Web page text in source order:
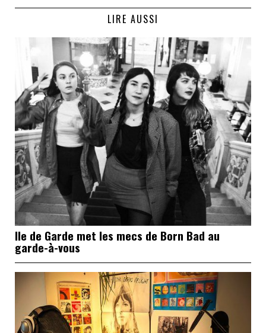
LIRE AUSSI
Ile de Garde met les mecs de Born Bad au
garde-à-vous